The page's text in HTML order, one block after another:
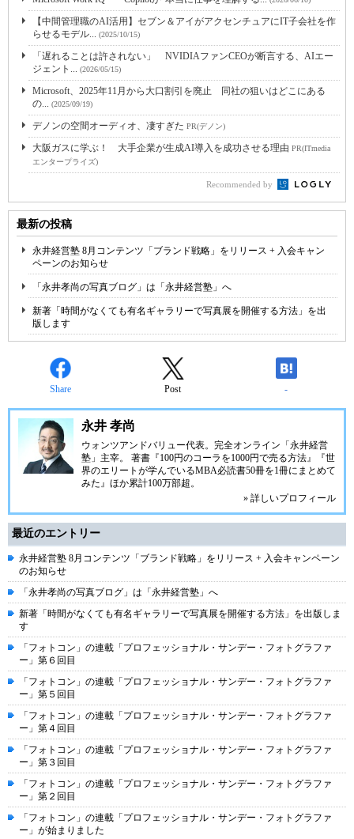
【中間管理職のAI活用】セブン＆アイがアクセンチュアにIT子会社を作
らせるモデル... (2025/10/15)
「遅れることは許されない」 NVIDIAファンCEOが断言する、AIエー
ジェント... (2026/05/15)
Microsoft、2025年11月から大口割引を廃止 同社の狙いはどこにある
の... (2025/09/19)
デノンの空間オーディオ、凄すぎた PR(デノン)
大阪ガスに学ぶ！ 大手企業が生成AI導入を成功させる理由 PR(ITmedia
エンタープライズ)
Recommended by
最新の投稿
永井経営塾 8月コンテンツ「ブランド戦略」をリリース + 入会キャン
ペーンのお知らせ
「永井孝尚の写真ブログ」は「永井経営塾」へ
新著「時間がなくても有名ギャラリーで写真展を開催する方法」を出
版します
Share Post -
永井 孝尚
ウォンツアンドバリュー代表。完全オンライン「永井経営
塾」主宰。 著書『100円のコーラを1000円で売る方法』『世
界のエリートが学んでいるMBA必読書50冊を1冊にまとめて
みた』ほか累計100万部超。
» 詳しいプロフィール
最近のエントリー
永井経営塾 8月コンテンツ「ブランド戦略」をリリース + 入会キャンペーン
のお知らせ
「永井孝尚の写真ブログ」は「永井経営塾」へ
新著「時間がなくても有名ギャラリーで写真展を開催する方法」を出版しま
す
「フォトコン」の連載「プロフェッショナル・サンデー・フォトグラファ
ー」第６回目
「フォトコン」の連載「プロフェッショナル・サンデー・フォトグラファ
ー」第５回目
「フォトコン」の連載「プロフェッショナル・サンデー・フォトグラファ
ー」第４回目
「フォトコン」の連載「プロフェッショナル・サンデー・フォトグラファ
ー」第３回目
「フォトコン」の連載「プロフェッショナル・サンデー・フォトグラファ
ー」第２回目
「フォトコン」の連載「プロフェッショナル・サンデー・フォトグラファ
ー」が始まりました